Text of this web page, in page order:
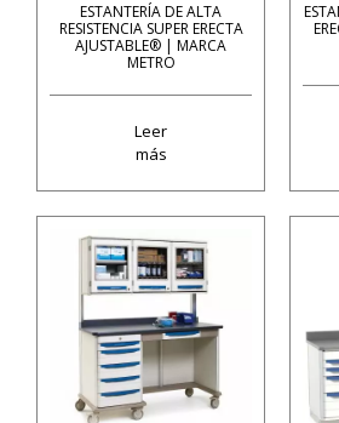
ESTANTERÍA DE ALTA
RESISTENCIA SUPER ERECTA
AJUSTABLE® | MARCA
METRO
Leer
más